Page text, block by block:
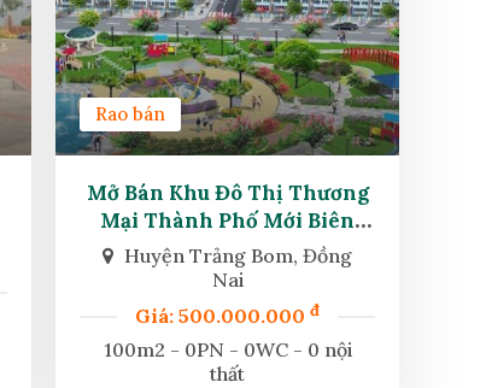
Rao bán
Mở Bán Khu Đô Thị Thương
Mại Thành Phố Mới Biên
Hòa
Huyện Trảng Bom, Đồng
Nai
Giá: 500.000.000 đ
100m2 - 0PN - 0WC - 0 nội
thất